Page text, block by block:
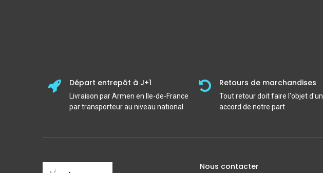
Départ entrepôt à J+1
Livraison par Armen en Ile-de-France
par transporteur au niveau national
Retours de marchandises
Tout retour doit faire l'objet d'un
accord de notre part
Nous contacter